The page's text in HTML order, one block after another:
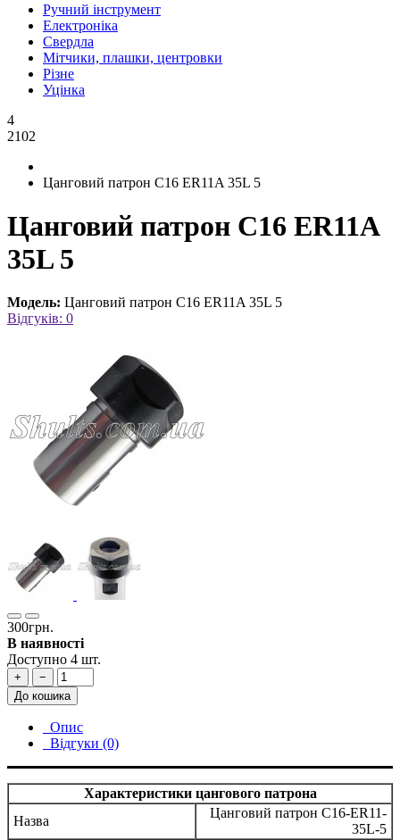
Ручний інструмент
Електроніка
Свердла
Мітчики, плашки, центровки
Різне
Уцінка
4
2102
Цанговий патрон C16 ER11A 35L 5
Цанговий патрон C16 ER11A
35L 5
Модель: Цанговий патрон C16 ER11A 35L 5
Відгуків: 0
300грн.
В наявності
Доступно 4 шт.
+
−
До кошика
Опис
Відгуки (0)
Характеристики цангового патрона
Назва
Цанговий патрон C16-ER11-
35L-5